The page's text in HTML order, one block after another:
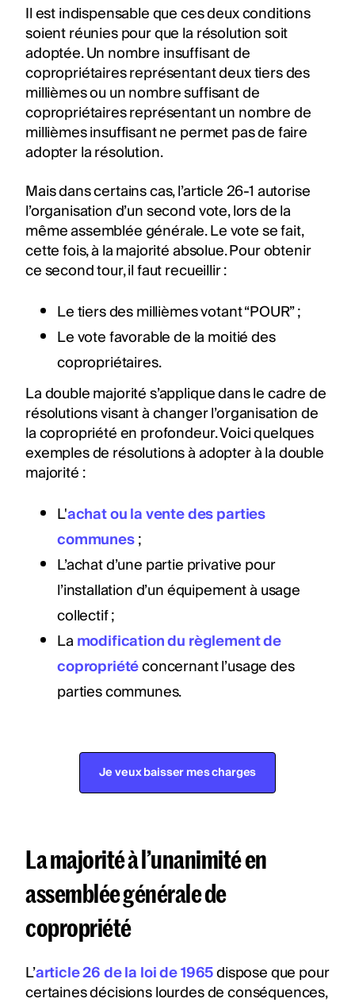
Il est indispensable que ces deux conditions
soient réunies pour que la résolution soit
adoptée. Un nombre insuffisant de
copropriétaires représentant deux tiers des
millièmes ou un nombre suffisant de
copropriétaires représentant un nombre de
millièmes insuffisant ne permet pas de faire
adopter la résolution.
Mais dans certains cas, l’article 26-1 autorise
l’organisation d’un second vote, lors de la
même assemblée générale. Le vote se fait,
cette fois, à la majorité absolue. Pour obtenir
ce second tour, il faut recueillir :
Le tiers des millièmes votant “POUR” ;
Le vote favorable de la moitié des
copropriétaires.
La double majorité s’applique dans le cadre de
résolutions visant à changer l’organisation de
la copropriété en profondeur. Voici quelques
exemples de résolutions à adopter à la double
majorité :
L'achat ou la vente des parties
communes;
L’achat d’une partie privative pour
l’installation d’un équipement à usage
collectif ;
Lamodification du règlement de
copropriétéconcernant l’usage des
parties communes.
Je veux baisser mes charges
La majorité à l’unanimité en
assemblée générale de
copropriété
L’article 26 de la loi de 1965dispose que pour
certaines décisions lourdes de conséquences,